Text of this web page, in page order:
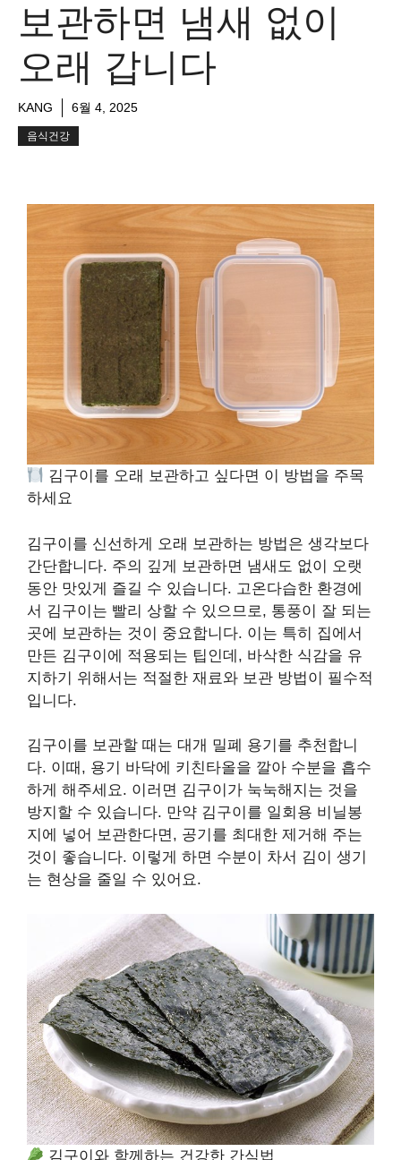
보관하면 냄새 없이
오래 갑니다
KANG 6월 4, 2025
음식건강
김구이를 오래 보관하고 싶다면 이 방법을 주목
하세요
김구이를 신선하게 오래 보관하는 방법은 생각보다
간단합니다. 주의 깊게 보관하면 냄새도 없이 오랫
동안 맛있게 즐길 수 있습니다. 고온다습한 환경에
서 김구이는 빨리 상할 수 있으므로, 통풍이 잘 되는
곳에 보관하는 것이 중요합니다. 이는 특히 집에서
만든 김구이에 적용되는 팁인데, 바삭한 식감을 유
지하기 위해서는 적절한 재료와 보관 방법이 필수적
입니다.
김구이를 보관할 때는 대개 밀폐 용기를 추천합니
다. 이때, 용기 바닥에 키친타올을 깔아 수분을 흡수
하게 해주세요. 이러면 김구이가 눅눅해지는 것을
방지할 수 있습니다. 만약 김구이를 일회용 비닐봉
지에 넣어 보관한다면, 공기를 최대한 제거해 주는
것이 좋습니다. 이렇게 하면 수분이 차서 김이 생기
는 현상을 줄일 수 있어요.
김구이와 함께하는 건강한 간식법